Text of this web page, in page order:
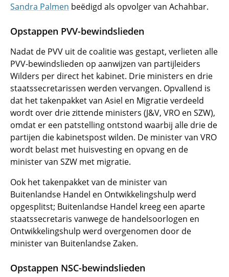
Sandra Palmen beëdigd als opvolger van Achahbar.
Opstappen PVV-bewindslieden
Nadat de PVV uit de coalitie was gestapt, verlieten alle
PVV-bewindslieden op aanwijzen van partijleiders
Wilders per direct het kabinet. Drie ministers en drie
staatssecretarissen werden vervangen. Opvallend is
dat het takenpakket van Asiel en Migratie verdeeld
wordt over drie zittende ministers (J&V, VRO en SZW),
omdat er een patstelling ontstond waarbij alle drie de
partijen die kabinetspost wilden. De minister van VRO
wordt belast met huisvesting en opvang en de
minister van SZW met migratie.
Ook het takenpakket van de minister van
Buitenlandse Handel en Ontwikkelingshulp werd
opgesplitst; Buitenlandse Handel kreeg een aparte
staatssecretaris vanwege de handelsoorlogen en
Ontwikkelingshulp werd overgenomen door de
minister van Buitenlandse Zaken.
Opstappen NSC-bewindslieden